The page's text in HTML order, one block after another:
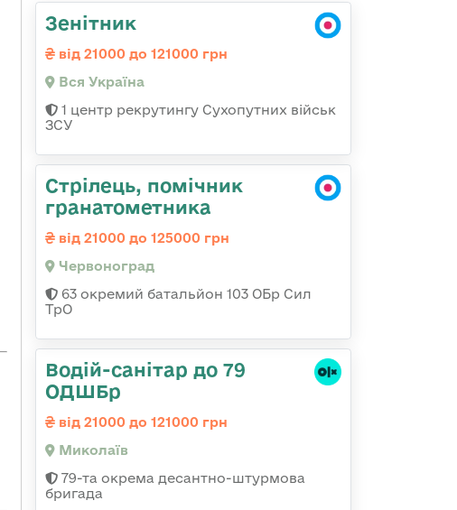
Зенітник
від 21000 до 121000 грн
Вся Україна
1 центр рекрутингу Сухопутних військ
ЗСУ
Стрілець, помічник
гранатометника
від 21000 до 125000 грн
Червоноград
63 окремий батальйон 103 ОБр Сил
ТрО
Водій-санітар до 79
ОДШБр
від 21000 до 121000 грн
Миколаїв
79-та окрема десантно-штурмова
бригада